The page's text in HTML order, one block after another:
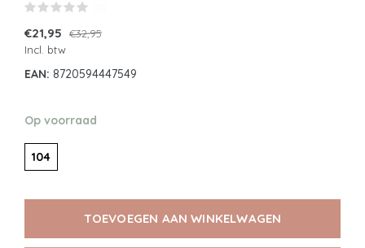
€21,95
€32,95
Incl. btw
EAN: 8720594447549
Op voorraad
104
TOEVOEGEN AAN WINKELWAGEN